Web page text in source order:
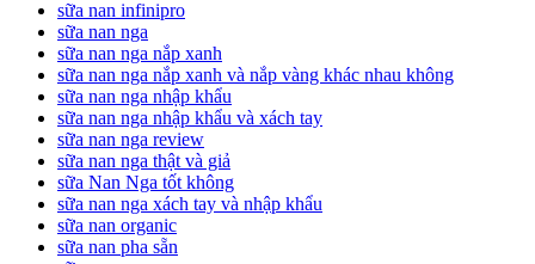
sữa nan infinipro
sữa nan nga
sữa nan nga nắp xanh
sữa nan nga nắp xanh và nắp vàng khác nhau không
sữa nan nga nhập khẩu
sữa nan nga nhập khẩu và xách tay
sữa nan nga review
sữa nan nga thật và giả
sữa Nan Nga tốt không
sữa nan nga xách tay và nhập khẩu
sữa nan organic
sữa nan pha sẵn